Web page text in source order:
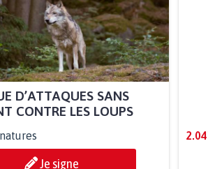
D’ATTAQUES SANS
CONTRE LES LOUPS
Je signe